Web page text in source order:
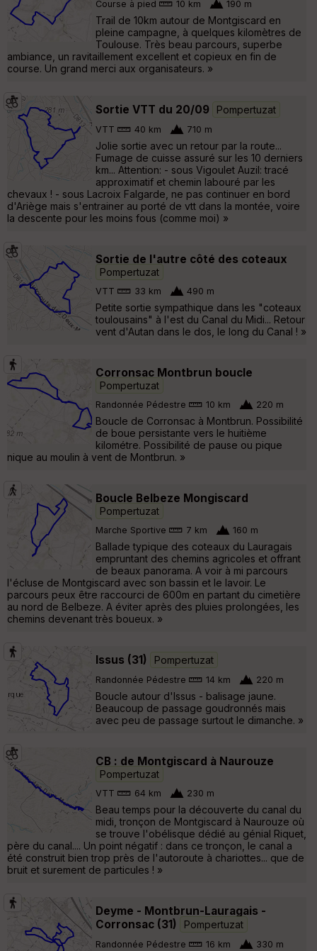
Course à pied 10 km 190 m
Trail de 10km autour de Montgiscard en
pleine campagne, à quelques kilomètres de
Toulouse. Très beau parcours, superbe
ambiance, un ravitaillement excellent et copieux en fin de
course. Un grand merci aux organisateurs. »
Sortie VTT du 20/09 Pompertuzat
VTT 40 km 710 m
Jolie sortie avec un retour par la route...
Fumage de cuisse assuré sur les 10 derniers
km... Attention: - sous Vigoulet Auzil: tracé
approximatif et chemin labouré par les
chevaux ! - sous Lacroix Falgarde, ne pas continuer en bord
d'Ariège mais s'entrainer au porté de vtt dans la montée, voire
la descente pour les moins fous (comme moi) »
Sortie de l'autre côté des coteaux
Pompertuzat
VTT 33 km 490 m
Petite sortie sympathique dans les "coteaux
toulousains" à l'est du Canal du Midi... Retour
vent d'Autan dans le dos, le long du Canal ! »
Corronsac Montbrun boucle
Pompertuzat
Randonnée Pédestre 10 km 220 m
Boucle de Corronsac à Montbrun. Possibilité
de boue persistante vers le huitième
kilométre. Possibilité de pause ou pique
nique au moulin à vent de Montbrun. »
Boucle Belbeze Mongiscard
Pompertuzat
Marche Sportive 7 km 160 m
Ballade typique des coteaux du Lauragais
empruntant des chemins agricoles et offrant
de beaux panorama. A voir à mi parcours
l'écluse de Montgiscard avec son bassin et le lavoir. Le
parcours peux être raccourci de 600m en partant du cimetière
au nord de Belbeze. A éviter après des pluies prolongées, les
chemins devenant très boueux. »
Issus (31) Pompertuzat
Randonnée Pédestre 14 km 220 m
Boucle autour d'Issus - balisage jaune.
Beaucoup de passage goudronnés mais
avec peu de passage surtout le dimanche. »
CB : de Montgiscard à Naurouze
Pompertuzat
VTT 64 km 230 m
Beau temps pour la découverte du canal du
midi, tronçon de Montgiscard à Naurouze où
se trouve l'obélisque dédié au génial Riquet,
père du canal.... Un point négatif : dans ce tronçon, le canal a
été construit bien trop près de l'autoroute à chariottes... que de
bruit et surement de particules ! »
Deyme - Montbrun-Lauragais -
Corronsac (31)
Pompertuzat
Randonnée Pédestre 16 km 330 m